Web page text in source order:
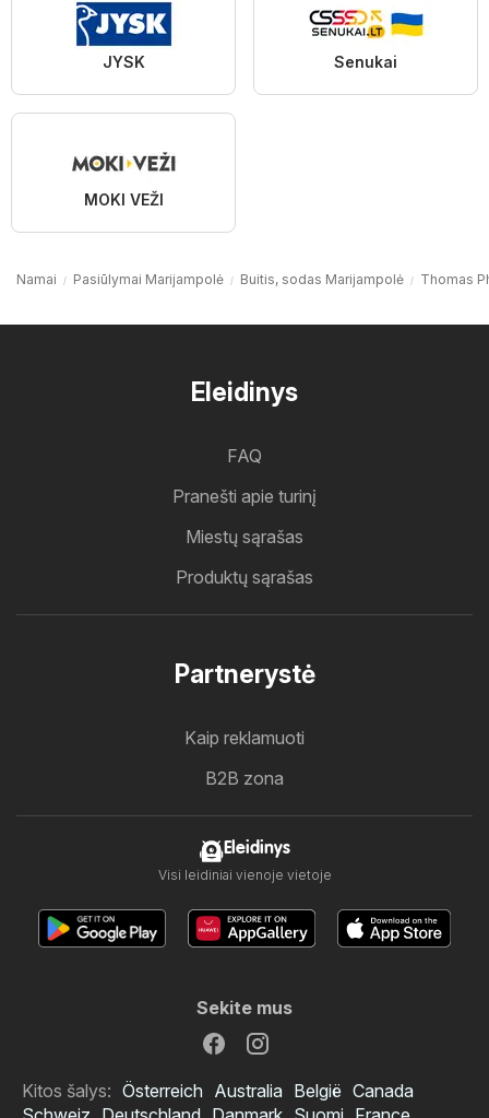
JYSK Senukai
MOKI VEŽI
Namai Pasiūlymai Marijampolė Buitis, sodas Marijampolė Thomas
Eleidinys
FAQ
Pranešti apie turinį
Miestų sąrašas
Produktų sąrašas
Partnerystė
Kaip reklamuoti
B2B zona
Eleidinys
Visi leidiniai vienoje vietoje
Sekite mus
Kitos šalys: Österreich Australia België Canada